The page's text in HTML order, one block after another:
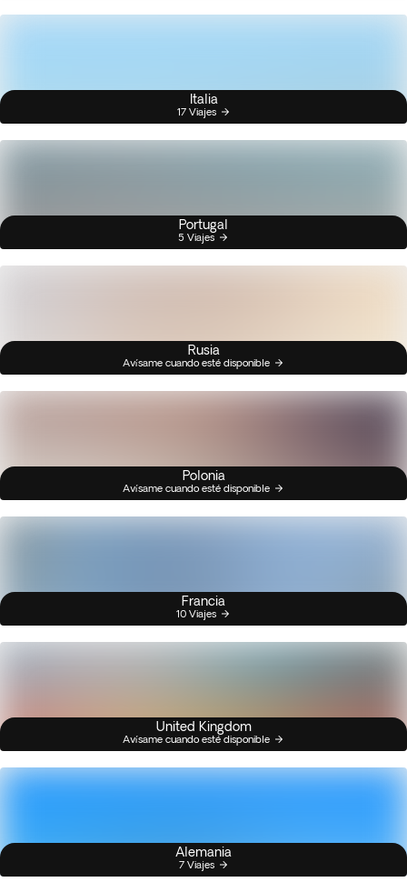
Italia
17 Viajes
Portugal
5 Viajes
Rusia
Avísame cuando esté disponible
Polonia
Avísame cuando esté disponible
Francia
10 Viajes
United Kingdom
Avísame cuando esté disponible
Alemania
7 Viajes